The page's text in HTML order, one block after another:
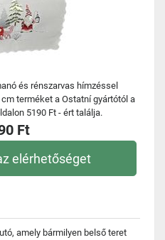
és rénszarvas hímzéssel
terméket a Ostatní gyártótól a
5190 Ft - ért találja.
Ft
elérhetőséget
amely bármilyen belső teret